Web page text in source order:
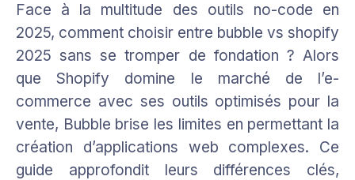
Face à la multitude des outils no-code en
2025, comment choisir entre bubble vs shopify
2025 sans se tromper de fondation ? Alors
que Shopify domine le marché de l’e-
commerce avec ses outils optimisés pour la
vente, Bubble brise les limites en permettant la
création d’applications web complexes. Ce
guide approfondit leurs différences clés,